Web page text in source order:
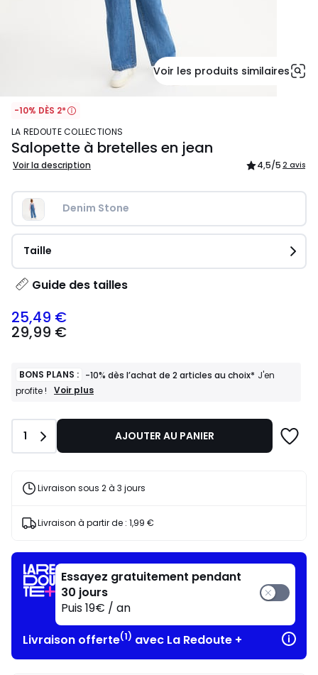
Voir les produits similaires
-10% DÈS 2*
LA REDOUTE COLLECTIONS
Salopette à bretelles en jean
Voir la description 4,5/5 2 avis
Denim Stone
Taille
Guide des tailles
29,99
€
notre
programme
payer
25,49 €
29,99 €
BONS PLANS : -10% dès l’achat de 2 articles au choix* J'en
profite !
BONS
-10%
l’achat
articles
J'en
Voir plus
Quantité
1 AJOUTER AU PANIER
Livraison sous 2 à 3 jours
Livraison à partir de : 1,99 €
Essayez gratuitement pendant
30 jours
Puis 19€ / an
Livraison offerte(1) avec La Redoute +